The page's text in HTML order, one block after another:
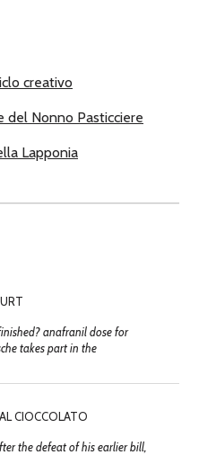
creativo
Nonno Pasticciere
Lapponia
anafranil dose for
takes part in the
CIOCCOLATO
the defeat of his earlier bill,